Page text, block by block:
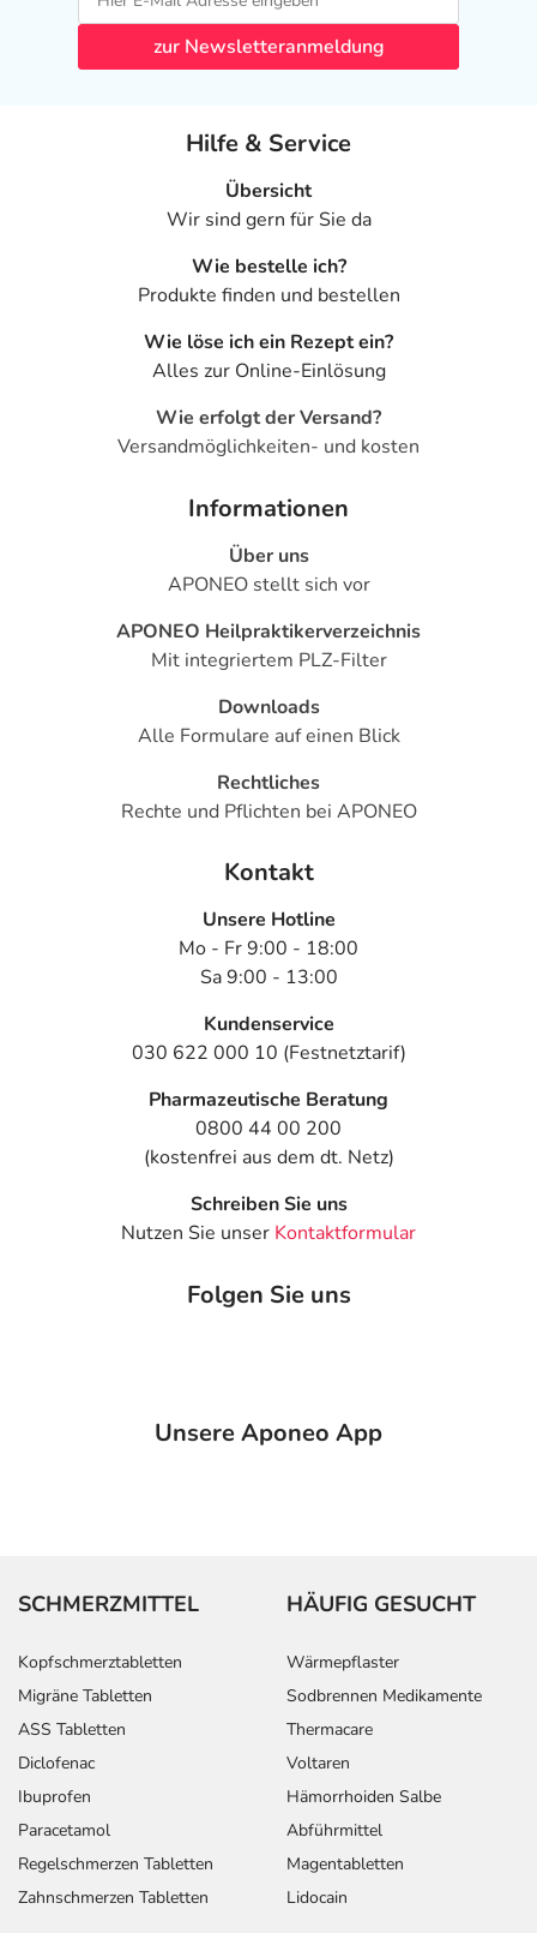
zur Newsletteranmeldung
Hilfe & Service
Übersicht
Wir sind gern für Sie da
Wie bestelle ich?
Produkte finden und bestellen
Wie löse ich ein Rezept ein?
Alles zur Online-Einlösung
Wie erfolgt der Versand?
Versandmöglichkeiten- und kosten
Informationen
Über uns
APONEO stellt sich vor
APONEO Heilpraktikerverzeichnis
Mit integriertem PLZ-Filter
Downloads
Alle Formulare auf einen Blick
Rechtliches
Rechte und Pflichten bei APONEO
Kontakt
Unsere Hotline
Mo - Fr 9:00 - 18:00
Sa 9:00 - 13:00
Kundenservice
030 622 000 10 (Festnetztarif)
Pharmazeutische Beratung
0800 44 00 200
(kostenfrei aus dem dt. Netz)
Schreiben Sie uns
Nutzen Sie unser Kontaktformular
Folgen Sie uns
Unsere Aponeo App
SCHMERZMITTEL
Kopfschmerztabletten
Migräne Tabletten
ASS Tabletten
Diclofenac
Ibuprofen
Paracetamol
Regelschmerzen Tabletten
Zahnschmerzen Tabletten
HÄUFIG GESUCHT
Wärmepflaster
Sodbrennen Medikamente
Thermacare
Voltaren
Hämorrhoiden Salbe
Abführmittel
Magentabletten
Lidocain